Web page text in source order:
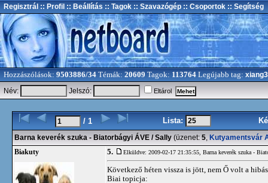
Regisztrál :: Profil :: Beállítás :: Tagok :: Szavazógép :: Csoportok :: Segítség
Hozzászólások: 9503886/34 Témák: 20609 Tagok: 113764 Legújabb tag:
Név:
Jelszó: Eltárol
/ 1 Lista:
Barna keverék szuka - Biatorbágyi ÁVE / Sally (üzenet: 5, Kutyamentsvár
Biakuty 5. Elküldve: 2009-02-17 21:35:55, Barna keverék szuka -
Következő héten vissza is jött, nem Ő volt a
Biai topicja: